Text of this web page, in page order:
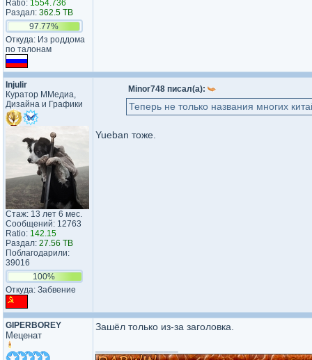
Ratio: 1554.736
Раздал: 362.5 TB
97.77%
Откуда: Из роддома
по талонам
Injulir
Куратор ММедиа,
Дизайна и Графики
Стаж: 13 лет 6 мес.
Сообщений: 12763
Ratio: 142.15
Раздал: 27.56 TB
Поблагодарили:
39016
100%
Откуда: Забвение
Minor748 писал(а):
Теперь не только названия многих
Yueban тоже.
GIPERBOREY
Меценат
Зашёл только из-за заголовка.